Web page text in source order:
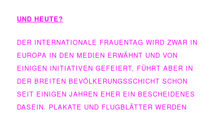
UND HEUTE?
DER INTERNATIONALE FRAUENTAG WIRD ZWAR IN
EUROPA IN DEN MEDIEN ERWÄHNT UND VON
EINIGEN INITIATIVEN GEFEIERT, FÜHRT ABER IN
DER BREITEN BEVÖLKERUNGSSCHICHT SCHON
SEIT EINIGEN JAHREN EHER EIN BESCHEIDENES
DASEIN. PLAKATE UND FLUGBLÄTTER WERDEN